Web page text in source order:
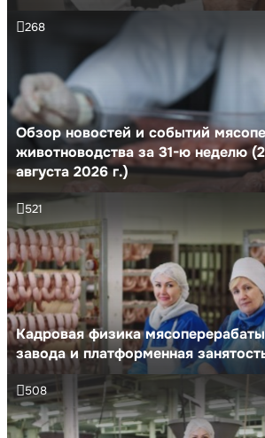
Обзор новостей и событий
животноводства за 31-ю неделю
августа 2026 г.)
268
Кадровая физика
завода и платформенная
521
508